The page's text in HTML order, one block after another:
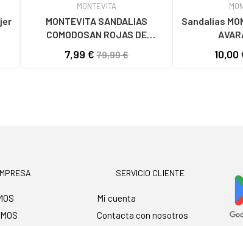
MONTEVITA
MONTEVITA SANDALIAS
COMODOSAN ROJAS DE
7,99 €79,99 €
Sandalias
10,00
SERVICIO CLIENTE
Mi cuenta
Contacta con nosotros